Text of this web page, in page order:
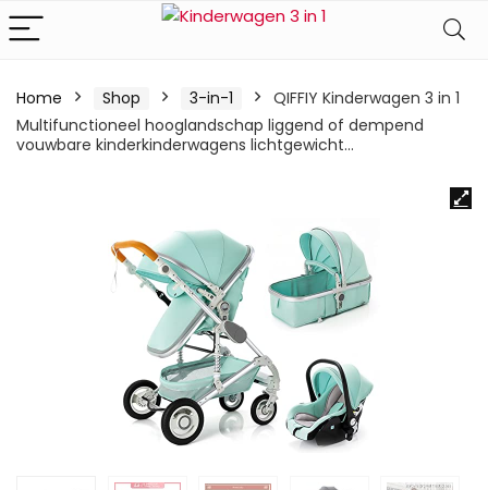
Home Shop 3-in-1
QIFFIY Kinderwagen 3 in 1
Multifunctioneel hooglandschap liggend of dempend
vouwbare kinderkinderwagens lichtgewicht…